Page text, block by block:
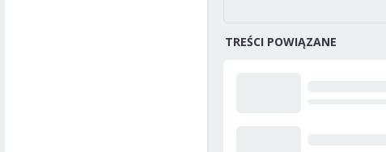
TREŚCI POWIĄZANE